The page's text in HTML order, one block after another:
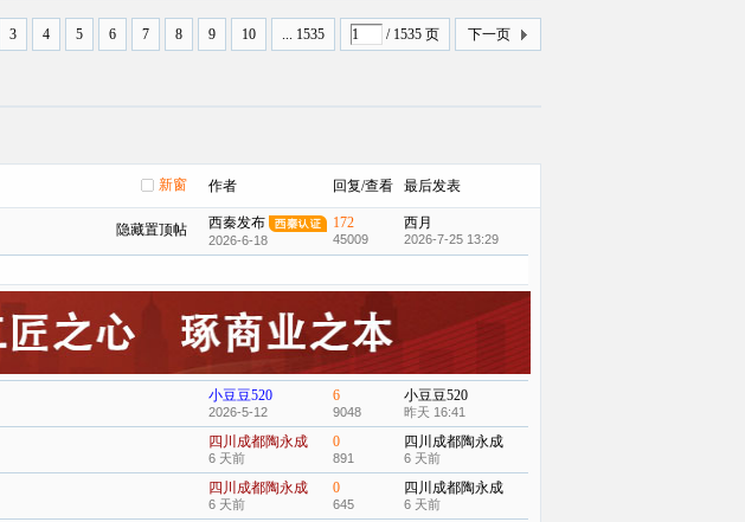
3 4 5 6 7 8 9 10 ... 1535 / 1535 页 下一页
新窗 作者 回复/查看 最后发表
隐藏置顶帖 西秦发布
2026-6-18
172
45009
西月
2026-7-25 13:29
小豆豆520
2026-5-12
6
9048
小豆豆520
昨天 16:41
四川成都陶永成
6 天前
0
891
四川成都陶永成
6 天前
四川成都陶永成
6 天前
0
645
四川成都陶永成
6 天前